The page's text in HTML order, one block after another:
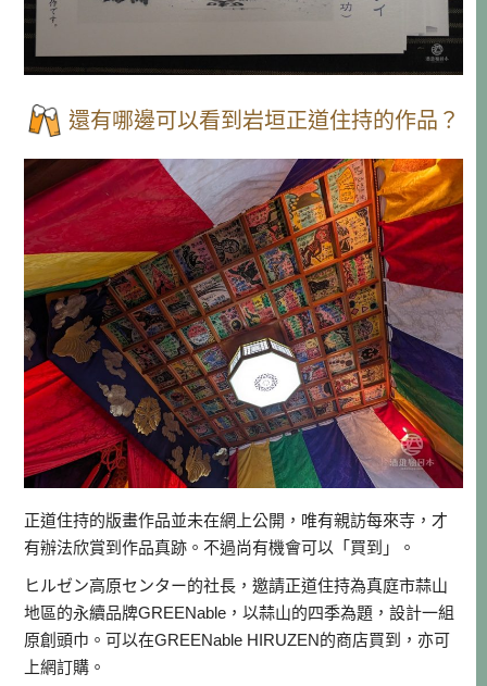
還有哪邊可以看到岩垣正道住持的作品？
正道住持的版畫作品並未在網上公開，唯有親訪每來寺，才
有辦法欣賞到作品真跡。不過尚有機會可以「買到」。
ヒルゼン高原センター的社長，邀請正道住持為真庭市蒜山
地區的永續品牌GREENable，以蒜山的四季為題，設計一組
原創頭巾。可以在GREENable HIRUZEN的商店買到，亦可
上網訂購。